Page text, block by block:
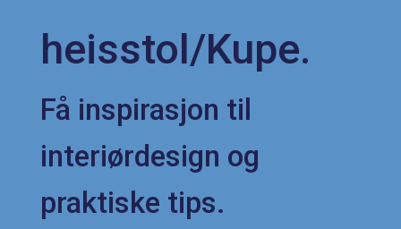
heisstol/Kupe.
Få inspirasjon til
interiørdesign og
praktiske tips.